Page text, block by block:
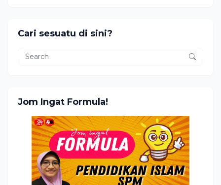
Cari sesuatu di sini?
Jom Ingat Formula!